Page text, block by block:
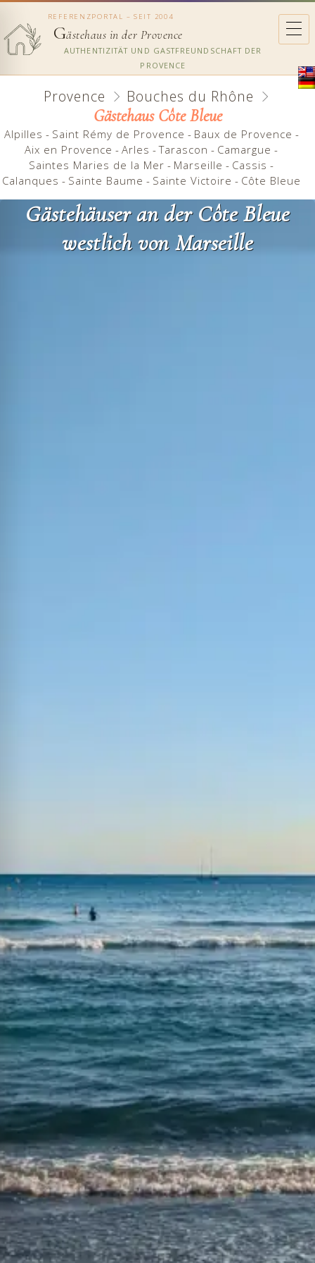
REFERENZPORTAL – SEIT 2004
Gästehaus in der Provence
AUTHENTIZITÄT UND GASTFREUNDSCHAFT DER
PROVENCE
Provence Bouches du Rhône
Gästehaus Côte Bleue
Alpilles - Saint Rémy de Provence - Baux de Provence -
Aix en Provence -Arles -Tarascon - Camargue -
Saintes Maries de la Mer - Marseille - Cassis -
Calanques - Sainte Baume - Sainte Victoire - Côte Bleue
Gästehäuser an der Côte Bleue
westlich von Marseille